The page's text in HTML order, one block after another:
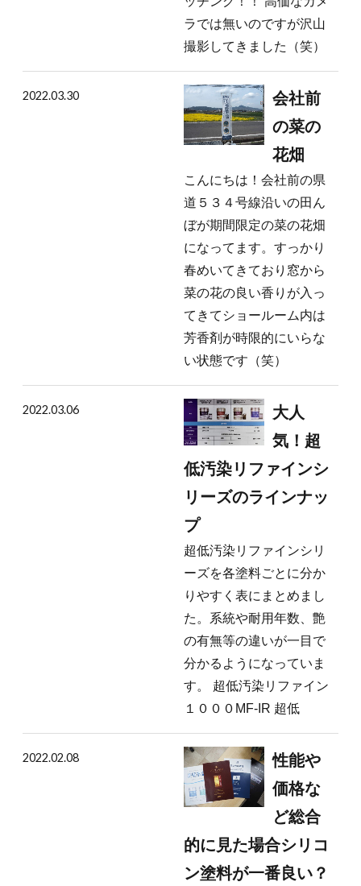
ラでは無いのですが沢山
撮影してきました（笑）
2022.03.30
会社前
の菜の
花畑
こんにちは！会社前の県
道５３４号線沿いの田ん
ぼが期間限定の菜の花畑
になってます。すっかり
春めいてきており窓から
菜の花の良い香りが入っ
てきてショールーム内は
芳香剤が時限的にいらな
い状態です（笑）
2022.03.06
大人
気！超
低汚染リファインシ
リーズのラインナッ
プ
超低汚染リファインシリ
ーズを各塗料ごとに分か
りやすく表にまとめまし
た。系統や耐用年数、艶
の有無等の違いが一目で
分かるようになっていま
す。 超低汚染リファイン
１０００MF-IR 超低
2022.02.08
性能や
価格な
ど総合
的に見た場合シリコ
ン塗料が一番良い？